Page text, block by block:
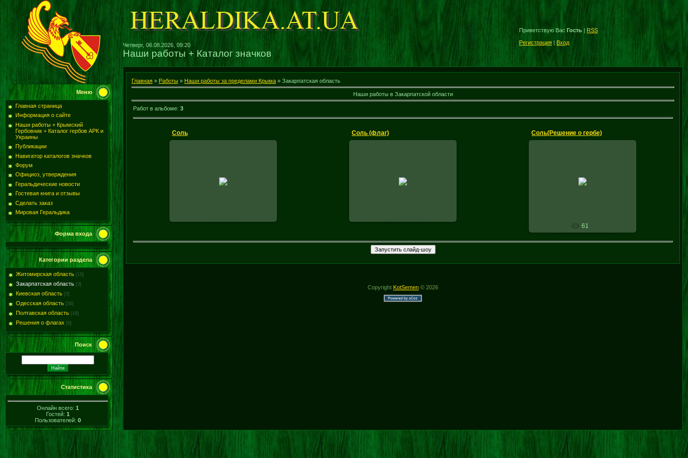
Четверг, 06.08.2026, 09:20
Наши работы + Каталог значков
Приветствую Вас Гость | RSS
Регистрация | Вход
Меню
Главная страница
Информация о сайте
Наши работы + Крымский
Гербовник + Каталог гербов АРК и
Украины
Публикации
Навигатор каталогов значков
Форум
Официоз, утверждения
Геральдические новости
Гостевая книга и отзывы
Сделать заказ
Мировая Геральдика
Форма входа
Категории раздела
Житомирская область [15]
Закарпатская область [3]
Киевская область [3]
Одесская область [36]
Полтавская область [18]
Решения о флагах [6]
Поиск
Статистика
Онлайн всего: 1
Гостей: 1
Пользователей: 0
Главная » Работы » Наши работы за пределами Крыма » Закарпатская область
Наши работы в Закарпатской области
Работ в альбоме: 3
Соль
Герб с.Соль
Соль (флаг)
Флаг села Соль
Соль(Решение о гербе)
с. Соль.
Решение о гербе
61
Copyright KotSemen © 2026